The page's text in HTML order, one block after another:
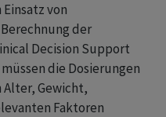
von
der
Decision Support
die Dosierungen
Gewicht,
Faktoren